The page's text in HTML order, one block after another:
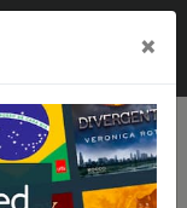
☰
×